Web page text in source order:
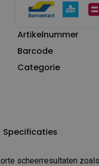
Artikelnummer
Barcode
Categorie
Specificaties
scheerresultaten zoals